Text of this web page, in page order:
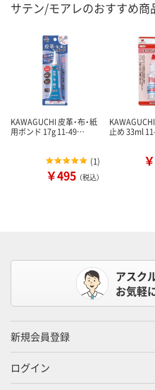
サテン/モアレのおすすめ商
KAWAGUCHI 皮革・布・紙
用ボンド 17g 11-49…
(1)
￥495 （税込）
止め 33ml
アスク
お気軽
新規会員登録
ログイン